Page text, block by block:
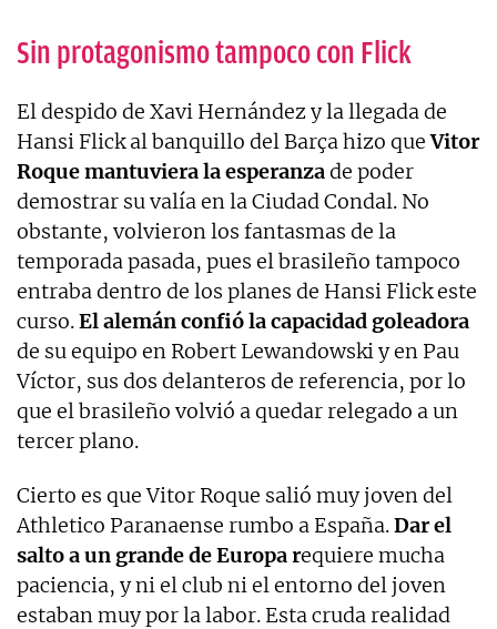
Sin protagonismo tampoco con Flick
El despido de Xavi Hernández y la llegada de
Hansi Flick al banquillo del Barça hizo queVitor
Roque mantuviera la esperanzade poder
demostrar su valía en la Ciudad Condal. No
obstante, volvieron los fantasmas de la
temporada pasada, pues el brasileño tampoco
entraba dentro de los planes de Hansi Flick este
curso.El alemán confió la capacidad goleadora
de su equipo en Robert Lewandowski y en Pau
Víctor, sus dos delanteros de referencia, por lo
que el brasileño volvió a quedar relegado a un
tercer plano.
Cierto es que Vitor Roque salió muy joven del
Athletico Paranaense rumbo a España.Dar el
salto a un grande de Europa requiere mucha
paciencia, y ni el club ni el entorno del joven
estaban muy por la labor. Esta cruda realidad